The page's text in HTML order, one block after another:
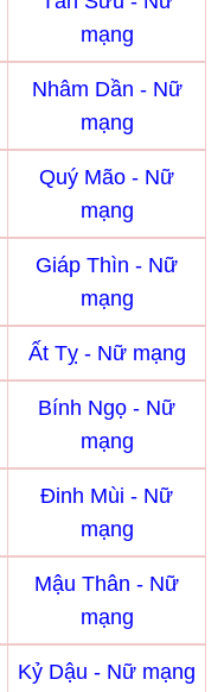
mạng
Nhâm Dần - Nữ
mạng
Quý Mão - Nữ
mạng
Giáp Thìn - Nữ
mạng
Ất Tỵ - Nữ mạng
Bính Ngọ - Nữ
mạng
Đinh Mùi - Nữ
mạng
Mậu Thân - Nữ
mạng
Kỷ Dậu - Nữ mạng